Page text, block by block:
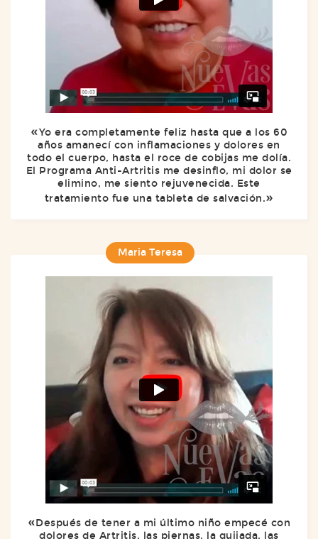
Yo era completamente feliz hasta que a los 60
años amanecí con inflamaciones y dolores en
todo el cuerpo, hasta el roce de cobijas me dolía.
El Programa Anti-Artritis me desinflo, mi dolor se
elimino, me siento rejuvenecida. Este
tratamiento fue una tableta de salvación.
Maria Teresa
Después de tener a mi último niño empecé con
dolores de Artritis, las piernas, la quijada, las